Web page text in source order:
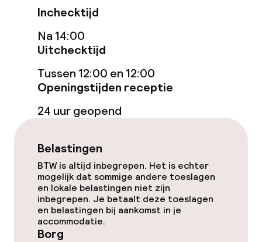
Inchecktijd
Na 14:00
Uitchecktijd
Tussen 12:00 en 12:00
Openingstijden receptie
24 uur geopend
Belastingen
BTW is altijd inbegrepen. Het is echter
mogelijk dat sommige andere toeslagen
en lokale belastingen niet zijn
inbegrepen. Je betaalt deze toeslagen
en belastingen bij aankomst in je
accommodatie.
Borg